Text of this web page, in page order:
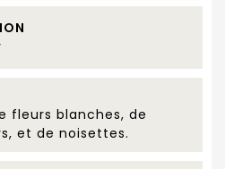
fleurs blanches, de
et de noisettes.